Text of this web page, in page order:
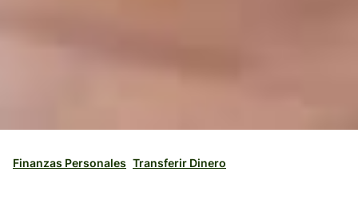
Finanzas Personales Transferir Dinero